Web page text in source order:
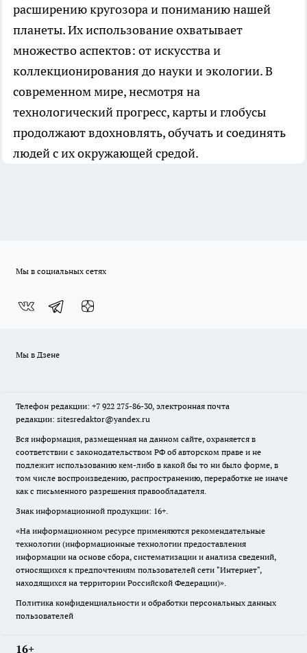
расширению кругозора и пониманию нашей
планеты. Их использование охватывает
множество аспектов: от искусства и
коллекционирования до науки и экологии. В
современном мире, несмотря на
технологический прогресс, карты и глобусы
продолжают вдохновлять, обучать и соединять
людей с их окружающей средой.
Мы в социальных сетях
Мы в Дзене
Телефон редакции: +7 922 275-86-30, электронная почта
редакции: sitesredaktor@yandex.ru
Вся информация, размещенная на данном сайте, охраняется в
соответствии с законодательством РФ об авторском праве и не
подлежит использованию кем-либо в какой бы то ни было форме, в
том числе воспроизведению, распространению, переработке не иначе
как с письменного разрешения правообладателя.
Знак информационной продукции: 16+.
«На информационном ресурсе применяются рекомендательные
технологии (информационные технологии предоставления
информации на основе сбора, систематизации и анализа сведений,
относящихся к предпочтениям пользователей сети "Интернет",
находящихся на территории Российской Федерации)».
Политика конфиденциальности и обработки персональных данных
пользователей
16+